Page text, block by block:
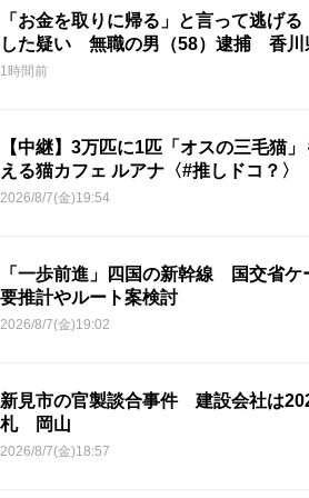
「お金を取りに帰る」と言って逃げ
した疑い 無職の男（58）逮捕 香川
1時間前
【中継】3万匹に1匹「オスの三毛猫
える猫カフェ ルアナ〈#推しドコ？〉
2026/8/7(金)19:54
「一歩前進」四国の新幹線 国交省
要推計やルート案検討
2026/8/7(金)19:02
新見市の官製談合事件 建設会社は
札 岡山
2026/8/7(金)18:57